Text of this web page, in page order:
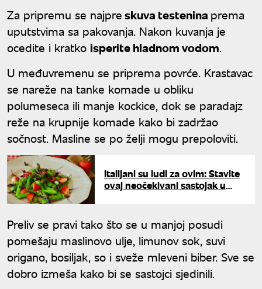
Za pripremu se najpreskuva testenina prema
uputstvima sa pakovanja. Nakon kuvanja je
ocedite i kratko isperite hladnom vodom.
U međuvremenu se priprema povrće. Krastavac
se nareže na tanke komade u obliku
polumeseca ili manje kockice, dok se paradajz
reže na krupnije komade kako bi zadržao
sočnost. Masline se po želji mogu prepoloviti.
Italijani su ludi za ovim: Stavite
ovaj neočekivani sastojak u
Preliv se pravi tako što se u manjoj posudi
pomešaju maslinovo ulje, limunov sok, suvi
origano, bosiljak, so i sveže mleveni biber. Sve se
dobro izmeša kako bi se sastojci sjedinili.